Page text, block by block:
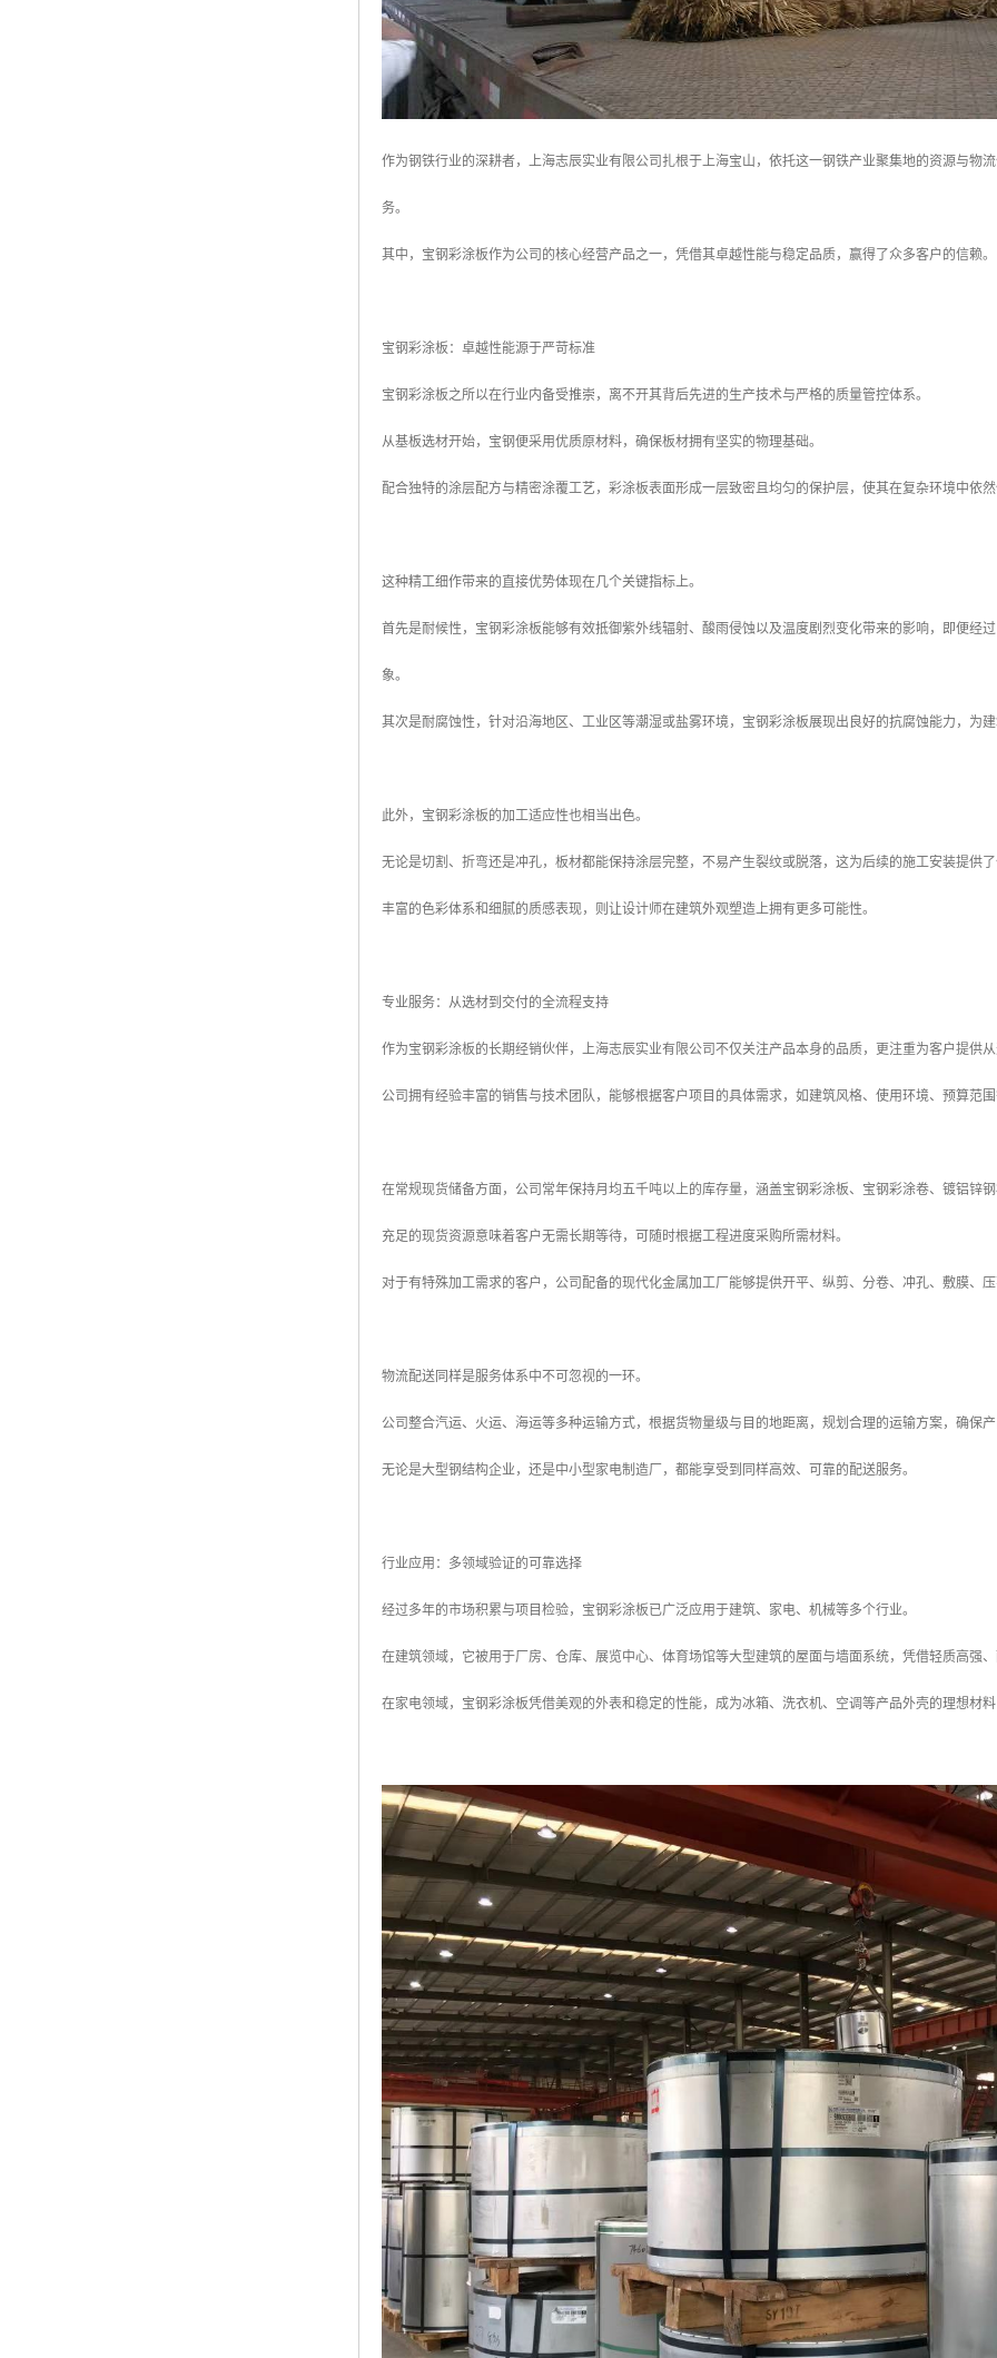
作为钢铁行业的深耕者，上海志辰实业有限公司扎根于上海宝山，依托这一钢铁产业聚集地的资源与物
务。
其中，宝钢彩涂板作为公司的核心经营产品之一，凭借其卓越性能与稳定品质，赢得了众多客户的信赖。
宝钢彩涂板：卓越性能源于严苛标准
宝钢彩涂板之所以在行业内备受推崇，离不开其背后先进的生产技术与严格的质量管控体系。
从基板选材开始，宝钢便采用优质原材料，确保板材拥有坚实的物理基础。
配合独特的涂层配方与精密涂覆工艺，彩涂板表面形成一层致密且均匀的保护层，使其在复杂环境中依
这种精工细作带来的直接优势体现在几个关键指标上。
首先是耐候性，宝钢彩涂板能够有效抵御紫外线辐射、酸雨侵蚀以及温度剧烈变化带来的影响，即便经
象。
其次是耐腐蚀性，针对沿海地区、工业区等潮湿或盐雾环境，宝钢彩涂板展现出良好的抗腐蚀能力，为
此外，宝钢彩涂板的加工适应性也相当出色。
无论是切割、折弯还是冲孔，板材都能保持涂层完整，不易产生裂纹或脱落，这为后续的施工安装提供
丰富的色彩体系和细腻的质感表现，则让设计师在建筑外观塑造上拥有更多可能性。
专业服务：从选材到交付的全流程支持
作为宝钢彩涂板的长期经销伙伴，上海志辰实业有限公司不仅关注产品本身的品质，更注重为客户提供
公司拥有经验丰富的销售与技术团队，能够根据客户项目的具体需求，如建筑风格、使用环境、预算范
在常规现货储备方面，公司常年保持月均五千吨以上的库存量，涵盖宝钢彩涂板、宝钢彩涂卷、镀铝锌
充足的现货资源意味着客户无需长期等待，可随时根据工程进度采购所需材料。
对于有特殊加工需求的客户，公司配备的现代化金属加工厂能够提供开平、纵剪、分卷、冲孔、敷膜、
物流配送同样是服务体系中不可忽视的一环。
公司整合汽运、火运、海运等多种运输方式，根据货物量级与目的地距离，规划合理的运输方案，确保
无论是大型钢结构企业，还是中小型家电制造厂，都能享受到同样高效、可靠的配送服务。
行业应用：多领域验证的可靠选择
经过多年的市场积累与项目检验，宝钢彩涂板已广泛应用于建筑、家电、机械等多个行业。
在建筑领域，它被用于厂房、仓库、展览中心、体育场馆等大型建筑的屋面与墙面系统，凭借轻质高强
在家电领域，宝钢彩涂板凭借美观的外表和稳定的性能，成为冰箱、洗衣机、空调等产品外壳的理想材